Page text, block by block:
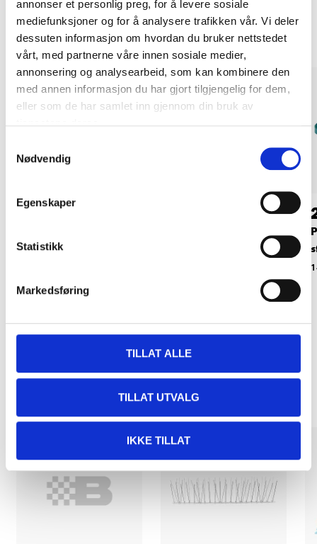
annonser et personlig preg, for å levere sosiale
mediefunksjoner og for å analysere trafikken vår. Vi deler
dessuten informasjon om hvordan du bruker nettstedet
vårt, med partnerne våre innen sosiale medier,
annonsering og analysearbeid, som kan kombinere den
med annen informasjon du har gjort tilgjengelig for dem,
eller som de har samlet inn gjennom din bruk av
Nødvendig
Egenskaper
Statistikk
Markedsføring
TILLAT ALLE
TILLAT UTVALG
IKKE TILLAT
Andre kunder har også kjøpt
5990
14-520
Relaterte produkter